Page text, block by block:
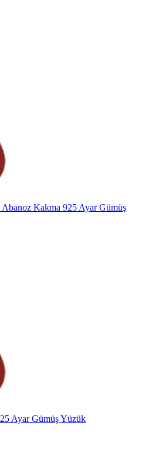
Kakma 925 Ayar Gümüş
Ayar Gümüş Yüzük